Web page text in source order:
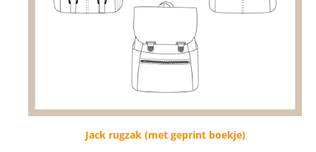
Jack rugzak (met geprint boekje)